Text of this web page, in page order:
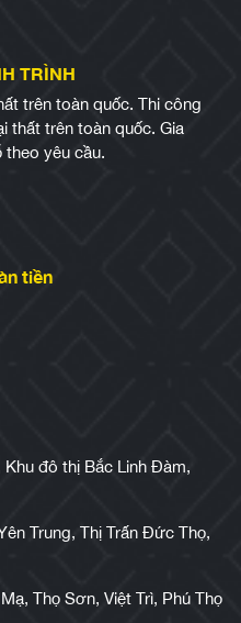
TRÌNH
trên toàn quốc. Thi công
thất trên toàn quốc. Gia
theo yêu cầu.
tiền
đô thị Bắc Linh Đàm,
Trung, Thị Trấn Đức Thọ,
Thọ Sơn, Việt Trì, Phú Thọ